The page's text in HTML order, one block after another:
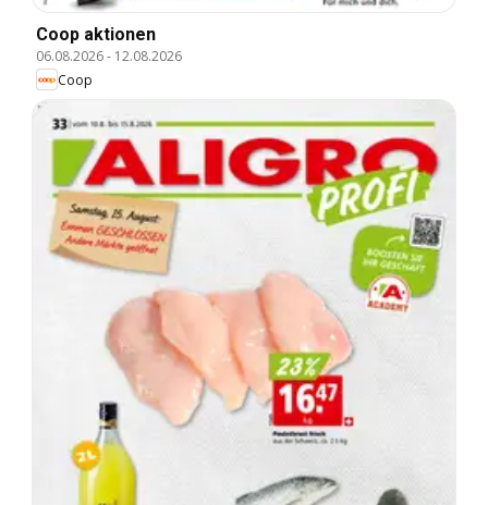
Coop aktionen
06.08.2026- 12.08.2026
Coop